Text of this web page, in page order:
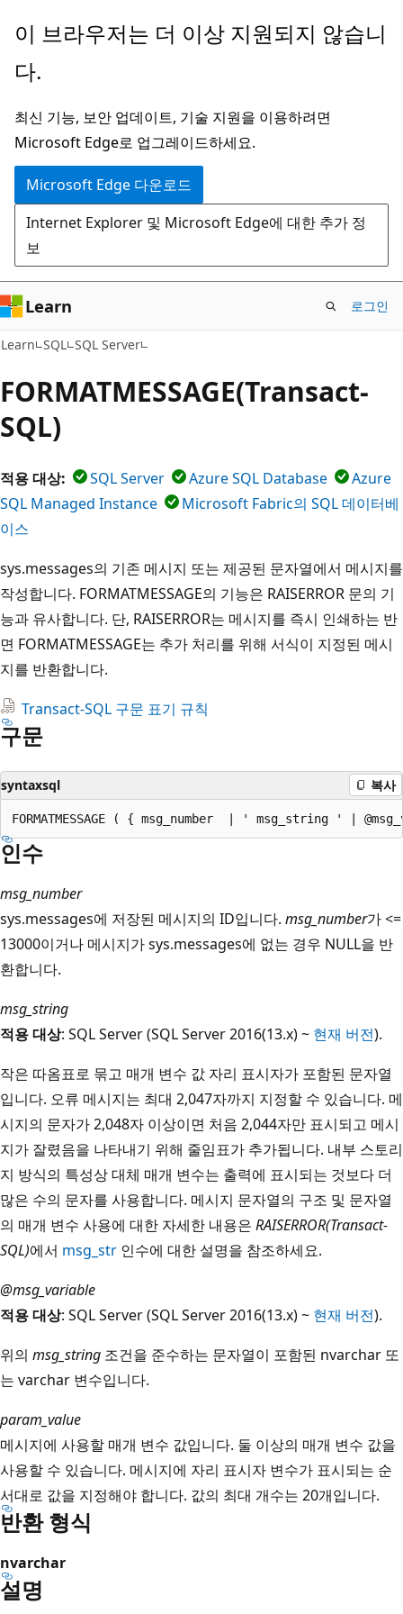
주
콘
츠
로
건
너
뛰
기
이 브라우저는 더 이상 지원되지 않습니
다.
최신 기능, 보안 업데이트, 기술 지원을 이용하려면
Microsoft Edge로 업그레이드하세요.
Microsoft Edge 다운로드
Internet Explorer 및 Microsoft Edge에 대한 추가 정
보
Learn 로그인
Learn SQL SQL Server
FORMATMESSAGE(Transact-
SQL)
적용 대상: SQL Server Azure SQL Database
Azure
SQL Managed Instance
Microsoft Fabric의 SQL 데이터베
이스
sys.messages의 기존 메시지 또는 제공된 문자열에서 메시지를
작성합니다. FORMATMESSAGE의 기능은 RAISERROR 문의 기
능과 유사합니다. 단, RAISERROR는 메시지를 즉시 인쇄하는 반
면 FORMATMESSAGE는 추가 처리를 위해 서식이 지정된 메시
지를 반환합니다.
Transact-SQL 구문 표기 규칙
구문
syntaxsql 복사
인수
msg_number
sys.messages에 저장된 메시지의 ID입니다. msg_number가 <=
13000이거나 메시지가 sys.messages에 없는 경우 NULL을 반
환합니다.
msg_string
적용 대상: SQL Server (SQL Server 2016(13.x) ~ 현재 버전).
작은 따옴표로 묶고 매개 변수 값 자리 표시자가 포함된 문자열
입니다. 오류 메시지는 최대 2,047자까지 지정할 수 있습니다. 메
시지의 문자가 2,048자 이상이면 처음 2,044자만 표시되고 메시
지가 잘렸음을 나타내기 위해 줄임표가 추가됩니다. 내부 스토리
지 방식의 특성상 대체 매개 변수는 출력에 표시되는 것보다 더
많은 수의 문자를 사용합니다. 메시지 문자열의 구조 및 문자열
의 매개 변수 사용에 대한 자세한 내용은 RAISERROR(Transact-
SQL)에서 msg_str 인수에 대한 설명을 참조하세요.
@msg_variable
적용 대상: SQL Server (SQL Server 2016(13.x) ~ 현재 버전).
위의 msg_string 조건을 준수하는 문자열이 포함된 nvarchar 또
는 varchar 변수입니다.
param_value
메시지에 사용할 매개 변수 값입니다. 둘 이상의 매개 변수 값을
사용할 수 있습니다. 메시지에 자리 표시자 변수가 표시되는 순
서대로 값을 지정해야 합니다. 값의 최대 개수는 20개입니다.
반환 형식
nvarchar
설명